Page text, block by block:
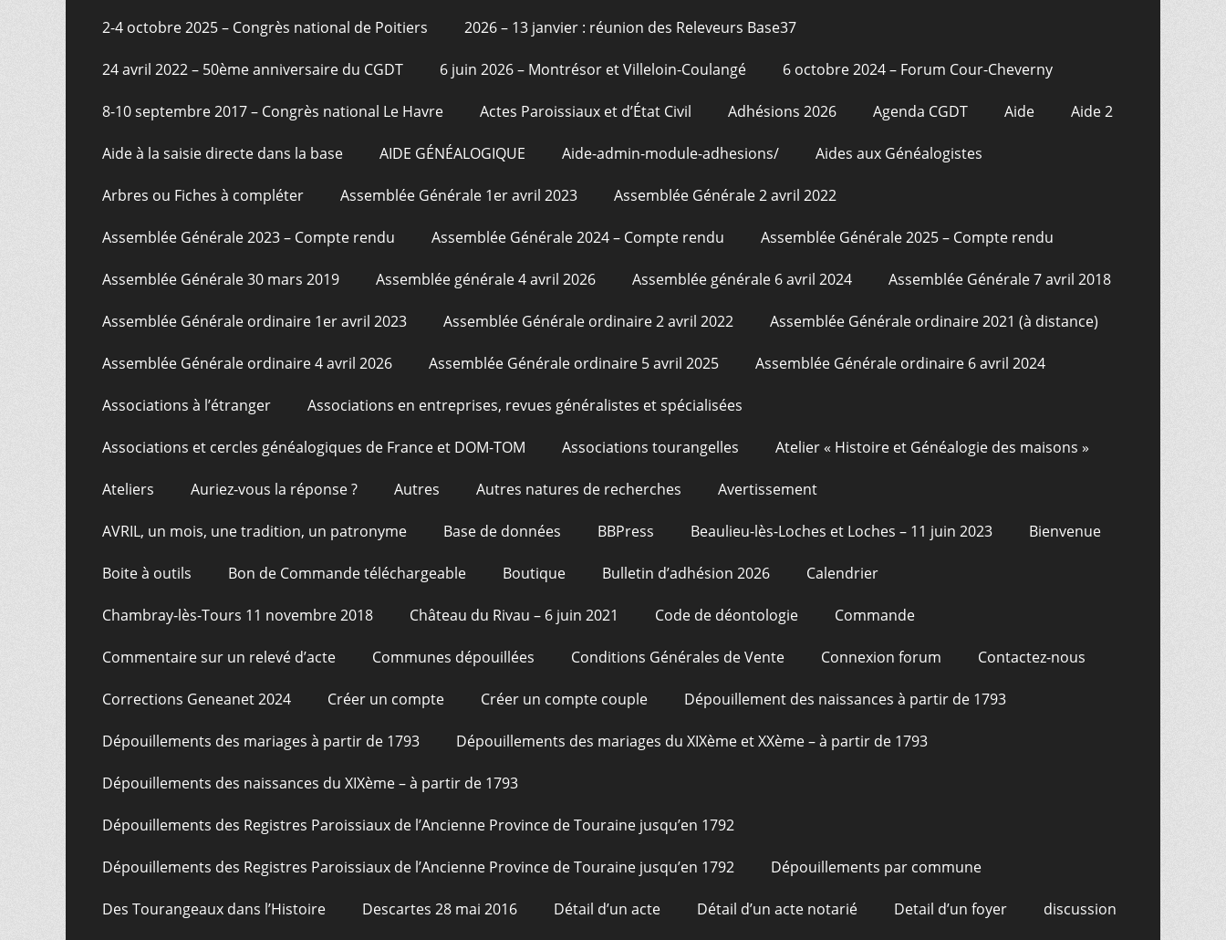
2-4 octobre 2025 – Congrès national de Poitiers 2026 – 13 janvier : réunion des Releveurs Base37
24 avril 2022 – 50ème anniversaire du CGDT 6 juin 2026 – Montrésor et Villeloin-Coulangé 6 octobre 2024 – Forum Cour-Cheverny
8-10 septembre 2017 – Congrès national Le Havre Actes Paroissiaux et d’État Civil Adhésions 2026 Agenda CGDT Aide Aide 2
Aide à la saisie directe dans la base AIDE GÉNÉALOGIQUE Aide-admin-module-adhesions/ Aides aux Généalogistes
Arbres ou Fiches à compléter Assemblée Générale 1er avril 2023 Assemblée Générale 2 avril 2022
Assemblée Générale 2023 – Compte rendu Assemblée Générale 2024 – Compte rendu Assemblée Générale 2025 – Compte rendu
Assemblée Générale 30 mars 2019 Assemblée générale 4 avril 2026 Assemblée générale 6 avril 2024 Assemblée Générale 7 avril 2018
Assemblée Générale ordinaire 1er avril 2023 Assemblée Générale ordinaire 2 avril 2022 Assemblée Générale ordinaire 2021 (à distance)
Assemblée Générale ordinaire 4 avril 2026 Assemblée Générale ordinaire 5 avril 2025 Assemblée Générale ordinaire 6 avril 2024
Associations à l’étranger Associations en entreprises, revues généralistes et spécialisées
Associations et cercles généalogiques de France et DOM-TOM Associations tourangelles Atelier « Histoire et Généalogie des maisons »
Ateliers Auriez-vous la réponse ? Autres Autres natures de recherches Avertissement
AVRIL, un mois, une tradition, un patronyme Base de données BBPress Beaulieu-lès-Loches et Loches – 11 juin 2023 Bienvenue
Boite à outils Bon de Commande téléchargeable Boutique Bulletin d’adhésion 2026 Calendrier
Chambray-lès-Tours 11 novembre 2018 Château du Rivau – 6 juin 2021 Code de déontologie Commande
Commentaire sur un relevé d’acte Communes dépouillées Conditions Générales de Vente Connexion forum Contactez-nous
Corrections Geneanet 2024 Créer un compte Créer un compte couple Dépouillement des naissances à partir de 1793
Dépouillements des mariages à partir de 1793 Dépouillements des mariages du XIXème et XXème – à partir de 1793
Dépouillements des naissances du XIXème – à partir de 1793
Dépouillements des Registres Paroissiaux de l’Ancienne Province de Touraine jusqu’en 1792
Dépouillements des Registres Paroissiaux de l’Ancienne Province de Touraine jusqu’en 1792 Dépouillements par commune
Des Tourangeaux dans l’Histoire Descartes 28 mai 2016 Détail d’un acte Détail d’un acte notarié Detail d’un foyer discussion